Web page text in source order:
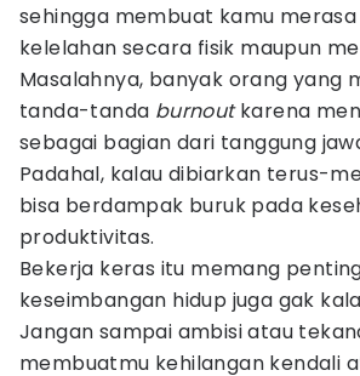
sehingga membuat kamu
kelelahan secara fisik maupun
Masalahnya, banyak orang yang
tanda-tanda burnoutkarena
sebagai bagian dari tanggung
Padahal, kalau dibiarkan terus-
bisa berdampak buruk pada
produktivitas.
Bekerja keras itu memang
keseimbangan hidup juga gak
Jangan sampai ambisi atau
membuatmu kehilangan kendali